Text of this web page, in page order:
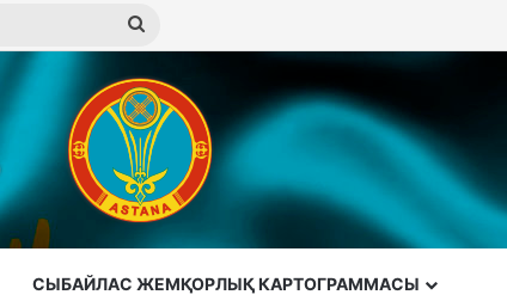
СЫБАЙЛАС ЖЕМҚОРЛЫҚ КАРТОГРАММАСЫ